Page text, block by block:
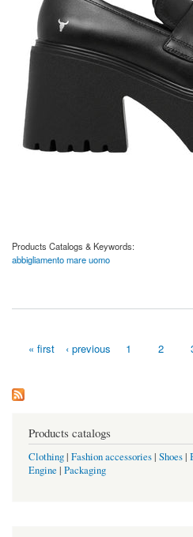
Products Catalogs & Keywords:
abbigliamento mare uomo
Pages
« first ‹ previous 1 2
Products catalogs
Clothing| Fashion accessories| Shoes|
Engine | Packaging